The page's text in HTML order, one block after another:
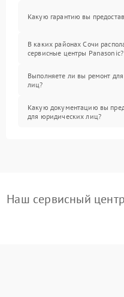
Какую гарантию вы
В каких районах Сочи
сервисные центры Panasonic?
Выполняете ли вы ремонт
лиц?
Какую документацию вы
для юридических лиц?
Наш сервисный